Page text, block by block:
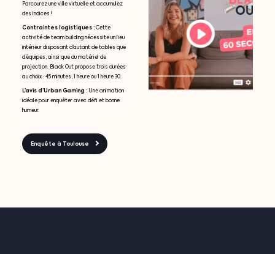
Parcourez une ville virtuelle et accumulez
des indices !
Contraintes logistiques :Cette
activité de team building nécessite un lieu
intérieur disposant d’autant de tables que
d’équipes, ainsi que du matériel de
projection. Black Out propose trois durées
au choix : 45 minutes, 1 heure ou 1 heure 30.
L’avis d’Urban Gaming :Une animation
idéale pour enquêter avec défi et bonne
humeur.
Enquête à Toulouse